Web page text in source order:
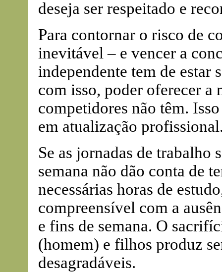
deseja ser respeitado e
Para contornar o risco de
inevitável – e vencer a
independente tem de estar
com isso, poder oferecer a
competidores não têm.
em atualização
Se as jornadas de trabalho
semana não dão conta de
necessárias horas de
compreensível com a
e fins de semana. O
(homem) e filhos produz
desagradáveis.